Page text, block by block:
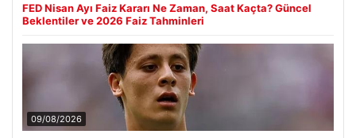
FED Nisan Ayı Faiz Kararı Ne Zaman, Saat Kaçta? Güncel
Beklentiler ve 2026 Faiz Tahminleri
09/08/2026